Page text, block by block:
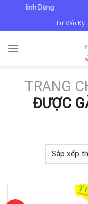
content
Minh Dũng
Tư Vấn Kỹ
TRANG
ĐƯỢC